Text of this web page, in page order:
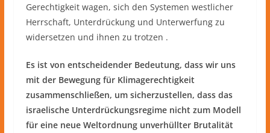
Gerechtigkeit wagen, sich den Systemen westlicher
Herrschaft, Unterdrückung und Unterwerfung zu
widersetzen und ihnen zu trotzen .
Es ist von entscheidender Bedeutung, dass wir uns
mit der Bewegung für Klimagerechtigkeit
zusammenschließen, um sicherzustellen, dass das
israelische Unterdrückungsregime nicht zum Modell
für eine neue Weltordnung unverhüllter Brutalität